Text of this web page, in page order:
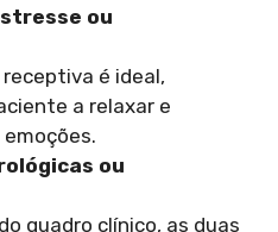
ou
é ideal,
a relaxar e
ou
quadro clínico, as duas